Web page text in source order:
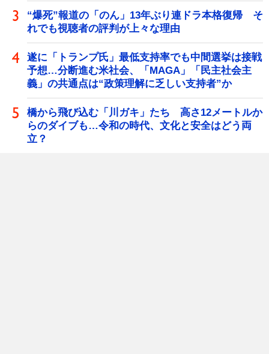
“爆死”報道の「のん」13年ぶり連ドラ本格復帰 そ
れでも視聴者の評判が上々な理由
遂に「トランプ氏」最低支持率でも中間選挙は接戦
予想…分断進む米社会、「MAGA」「民主社会主
義」の共通点は“政策理解に乏しい支持者”か
橋から飛び込む「川ガキ」たち 高さ12メートルか
らのダイブも…令和の時代、文化と安全はどう両
立？